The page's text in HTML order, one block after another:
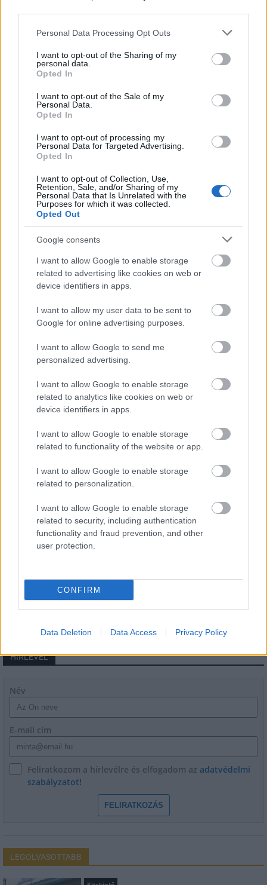
Please note that this website/app uses one or more Google
not limited to your visit or usage behaviour. You may click to
grant or deny consent to Google and its third-party tags to
use your data for below specified purposes in below Google
consent section.
Personal Data Processing Opt Outs
I want to opt-out of the Sharing of my
personal data.
Opted In
I want to opt-out of the Sale of my
Personal Data.
Opted In
I want to opt-out of processing my
Personal Data for Targeted Advertising.
Opted In
I want to opt-out of Collection, Use,
Retention, Sale, and/or Sharing of my
Personal Data that Is Unrelated with the
Purposes for which it was collected.
Opted Out
Google consents
I want to allow Google to enable storage
related to advertising like cookies on web or
device identifiers in apps.
I want to allow my user data to be sent to
Google for online advertising purposes.
I want to allow Google to send me
personalized advertising.
I want to allow Google to enable storage
related to analytics like cookies on web or
device identifiers in apps.
I want to allow Google to enable storage
related to functionality of the website or app.
I want to allow Google to enable storage
related to personalization.
I want to allow Google to enable storage
related to security, including authentication
functionality and fraud prevention, and other
user protection.
CONFIRM
Data Deletion Data Access Privacy Policy
MAGYAR ÉPÍTŐK
Belváros-Lipótváros
játszótér
Város-Teampannon Kereskedelmi és Szolgáltató Kft.
parkfelújítás
Újragondolják Lipótváros rejtett, zöld parkját
Indulhat a Honvéd tér megújításának tervezése, ahol a
klímatudatos gondolkodás és a helyi identitás erősítése kerül a
Történelmi táj, amelynek minden köve
mesél – megújul a tatai Angolkert
M1 bővítés: már zajlik a teljesen új
Bicske Kelet csomópont építése
csomópont épül Angyalföldön
iskoláját
HÍRLEVÉL
Név
E-mail cím
Feliratkozom a hírlevélre és elfogadom az adatvédelmi
szabályzatot!
FELIRATKOZÁS
LEGOLVASOTTABB